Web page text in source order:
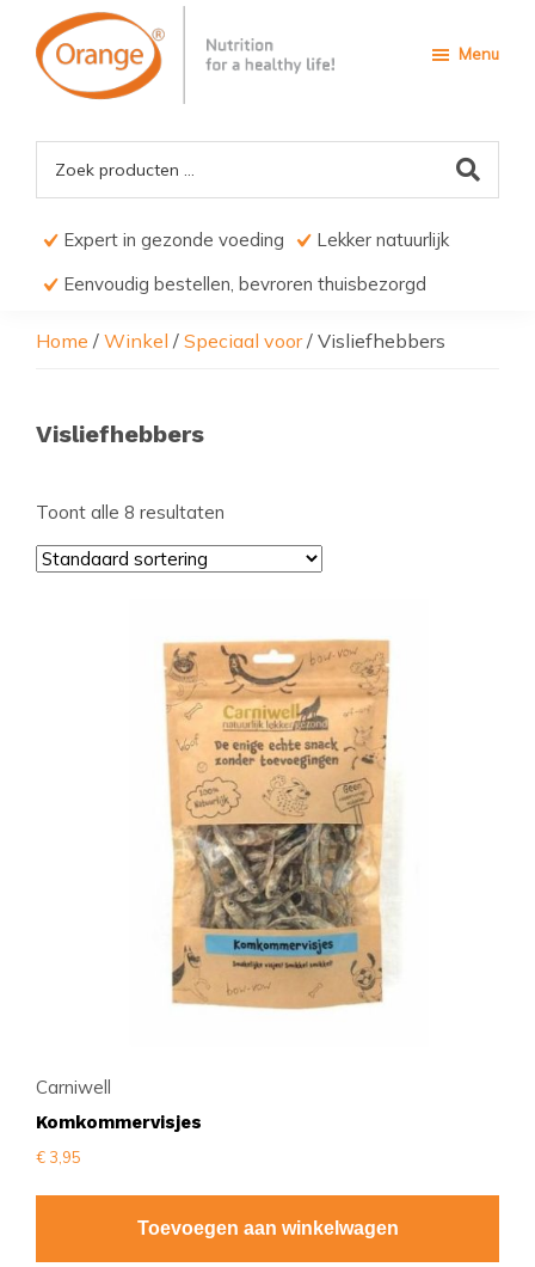
naar
naar
naar
voettekst
for
Healthy
life Expert in gezonde voeding
Lekker natuurlijk
Eenvoudig bestellen, bevroren thuisbezorgd
Menu
Home / Winkel / Speciaal voor/ Visliefhebbers
Visliefhebbers
Toont alle 8 resultaten
Carniwell
Komkommervisjes
€ 3,95
Toevoegen aan winkelwagen